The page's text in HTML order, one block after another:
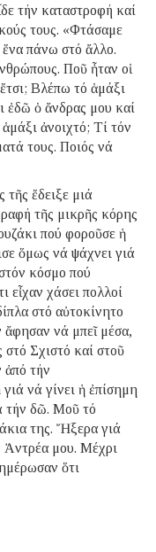
τήν καταστροφή καί
τους. «Φτάσαμε
ἕνα πάνω στό ἄλλο.
Ποῦ ἦταν οἱ
Βλέπω τό ἁμάξι
ἐδῶ ὁ ἄνδρας μου καί
ἀνοιχτό; Τί τόν
τους. Ποιός νά
τῆς ἔδειξε μιά
τῆς μικρῆς κόρης
πού φοροῦσε ἡ
ὅμως νά ψάχνει γιά
κόσμο πού
εἶχαν χάσει πολλοί
στό αὐτοκίνητο
ἄφησαν νά μπεῖ μέσα,
στό Σχιστό καί στοῦ
ἀπό τήν
νά γίνει ἡ ἐπίσημη
τήν δῶ. Μοῦ τό
της. Ἤξερα γιά
Ἀντρέα μου. Μέχρι
ὅτι